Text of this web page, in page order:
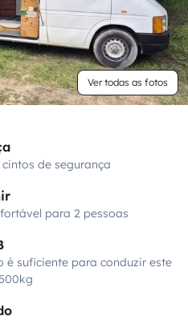
Ver todas as fotos
de segurança
para 2 pessoas
é suficiente para conduzir este